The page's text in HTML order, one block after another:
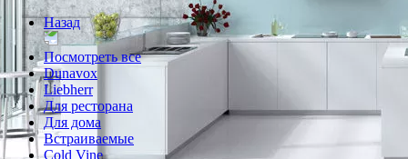
Назад
Посмотреть все
Dunavox
Liebherr
Для ресторана
Для дома
Встраиваемые
Cold Vine